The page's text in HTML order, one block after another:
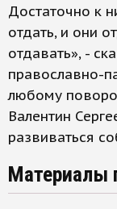
Достаточно к
отдать, и они
отдавать», -
православно-
любому
Валентин
развиваться
Материалы